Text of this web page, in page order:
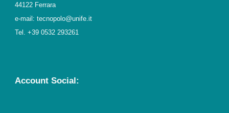
44122 Ferrara
e-mail: tecnopolo@unife.it
Tel. +39 0532 293261
Account Social: